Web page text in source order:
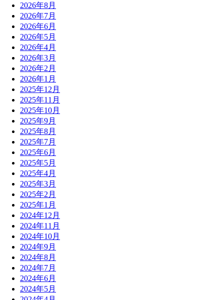
2026年8月
2026年7月
2026年6月
2026年5月
2026年4月
2026年3月
2026年2月
2026年1月
2025年12月
2025年11月
2025年10月
2025年9月
2025年8月
2025年7月
2025年6月
2025年5月
2025年4月
2025年3月
2025年2月
2025年1月
2024年12月
2024年11月
2024年10月
2024年9月
2024年8月
2024年7月
2024年6月
2024年5月